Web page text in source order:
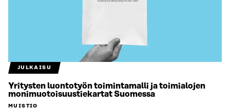
JULKAISU
Yritysten luontotyön toimintamalli ja toimialojen
monimuotoisuustiekartat Suomessa
MUISTIO